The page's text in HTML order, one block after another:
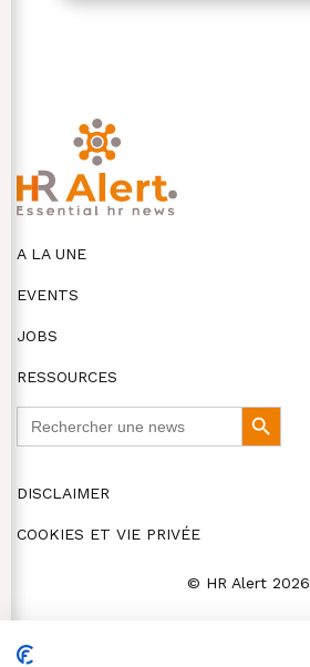
A LA UNE
EVENTS
JOBS
RESSOURCES
Search
Button
DISCLAIMER
COOKIES ET VIE PRIVÉE
© HR Alert 2026